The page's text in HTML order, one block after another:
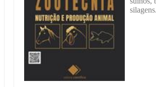
silagens.